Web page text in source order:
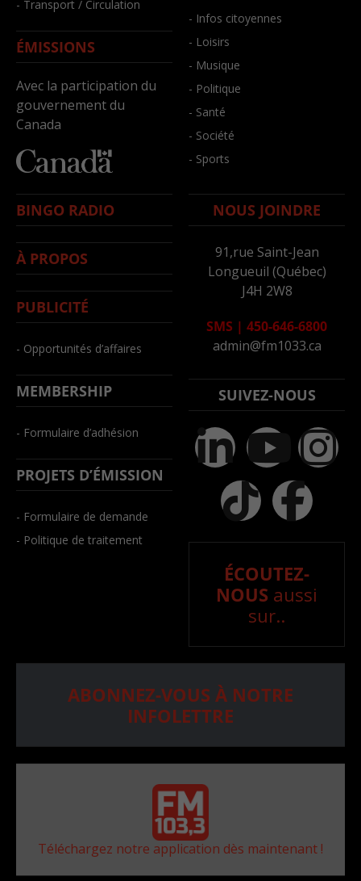
- Transport / Circulation
ÉMISSIONS
Avec la participation du
gouvernement du
Canada
- Infos citoyennes
- Loisirs
- Musique
- Politique
- Santé
- Société
- Sports
BINGO RADIO
À PROPOS
PUBLICITÉ
- Opportunités d’affaires
MEMBERSHIP
- Formulaire d’adhésion
PROJETS D’ÉMISSION
- Formulaire de demande
- Politique de traitement
NOUS JOINDRE
91,rue Saint-Jean
Longueuil (Québec)
J4H 2W8
SMS | 450-646-6800
admin@fm1033.ca
SUIVEZ-NOUS
ÉCOUTEZ-
NOUS aussi
sur..
ABONNEZ-VOUS À NOTRE
INFOLETTRE
Téléchargez notre application dès maintenant !